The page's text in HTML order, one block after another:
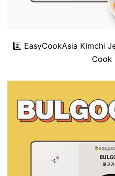
2️⃣ EasyCookAsia Kimchi
Cook